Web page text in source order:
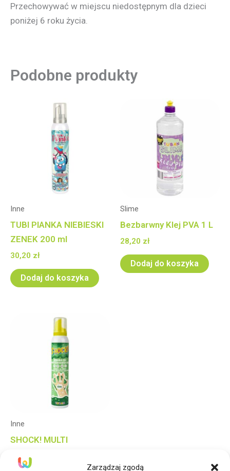
Zarządzaj zgodą
Przechowywać w miejscu niedostępnym dla dzieci
poniżej 6 roku życia.
Podobne produkty
Inne
TUBI PIANKA NIEBIESKI
ZENEK 200 ml
30,20 zł
Dodaj do koszyka
Slime
Bezbarwny Klej PVA 1 L
28,20 zł
Dodaj do koszyka
Inne
SHOCK! MULTI
ŻEL 200 ml–JABŁKO